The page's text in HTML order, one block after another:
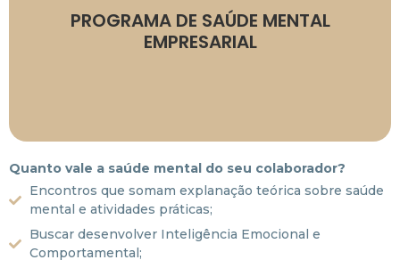
PROGRAMA DE SAÚDE MENTAL
EMPRESARIAL
necessidade da empresa.
Formato: on-line e presencial.
Quanto vale a saúde mental do seu colaborador?
Encontros que somam explanação teórica sobre saúde
mental e atividades práticas;
Buscar desenvolver Inteligência Emocional e
Comportamental;